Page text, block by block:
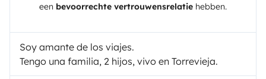
een bevoorrechte vertrouwensrelatie hebben.
Soy amante de los viajes.
Tengo una familia, 2 hijos, vivo en Torrevieja.